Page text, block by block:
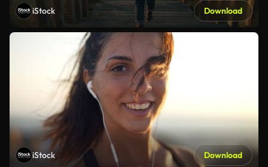
iStock Download
iStock Download